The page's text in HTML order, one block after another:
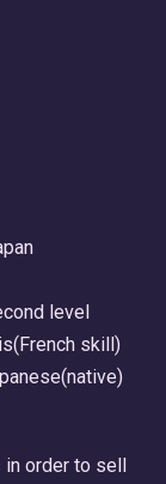
level
skill)
order to sell